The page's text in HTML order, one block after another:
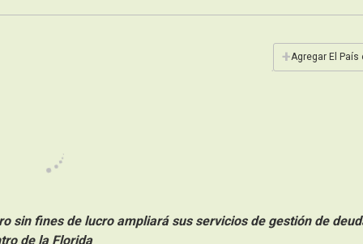
+Agregar El País
sin fines de lucro ampliará sus servicios de gestión de
de la Florida